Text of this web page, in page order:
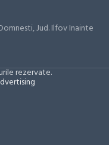
Jud. Ilfov Inainte
rezervate.